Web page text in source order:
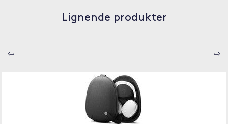
Lignende produkter
⇦ ⇨